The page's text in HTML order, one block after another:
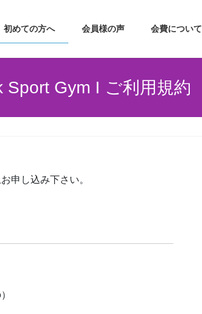
初めての方へ 会員様の声 会費について
Sport Gym I ご利用規約
申し込み下さい。